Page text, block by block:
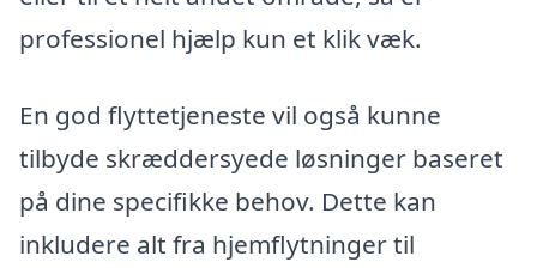
professionel hjælp kun et klik væk.
En god flyttetjeneste vil også kunne
tilbyde skræddersyede løsninger baseret
på dine specifikke behov. Dette kan
inkludere alt fra hjemflytninger til